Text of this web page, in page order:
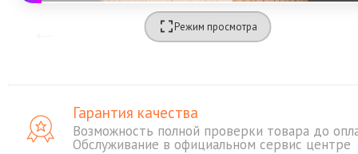
Режим просмотра
Гарантия качества
Возможность полной проверки товара до
Обслуживание в официальном сервис центре